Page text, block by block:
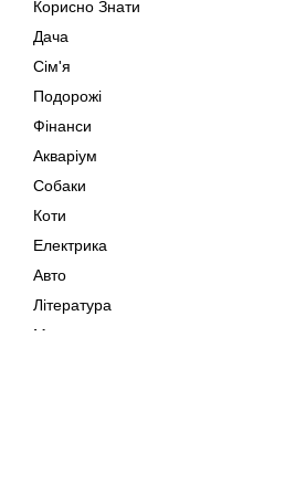
Корисно Знати
Дача
Сім'я
Подорожі
Фінанси
Акваріум
Собаки
Коти
Електрика
Авто
Література
Музика